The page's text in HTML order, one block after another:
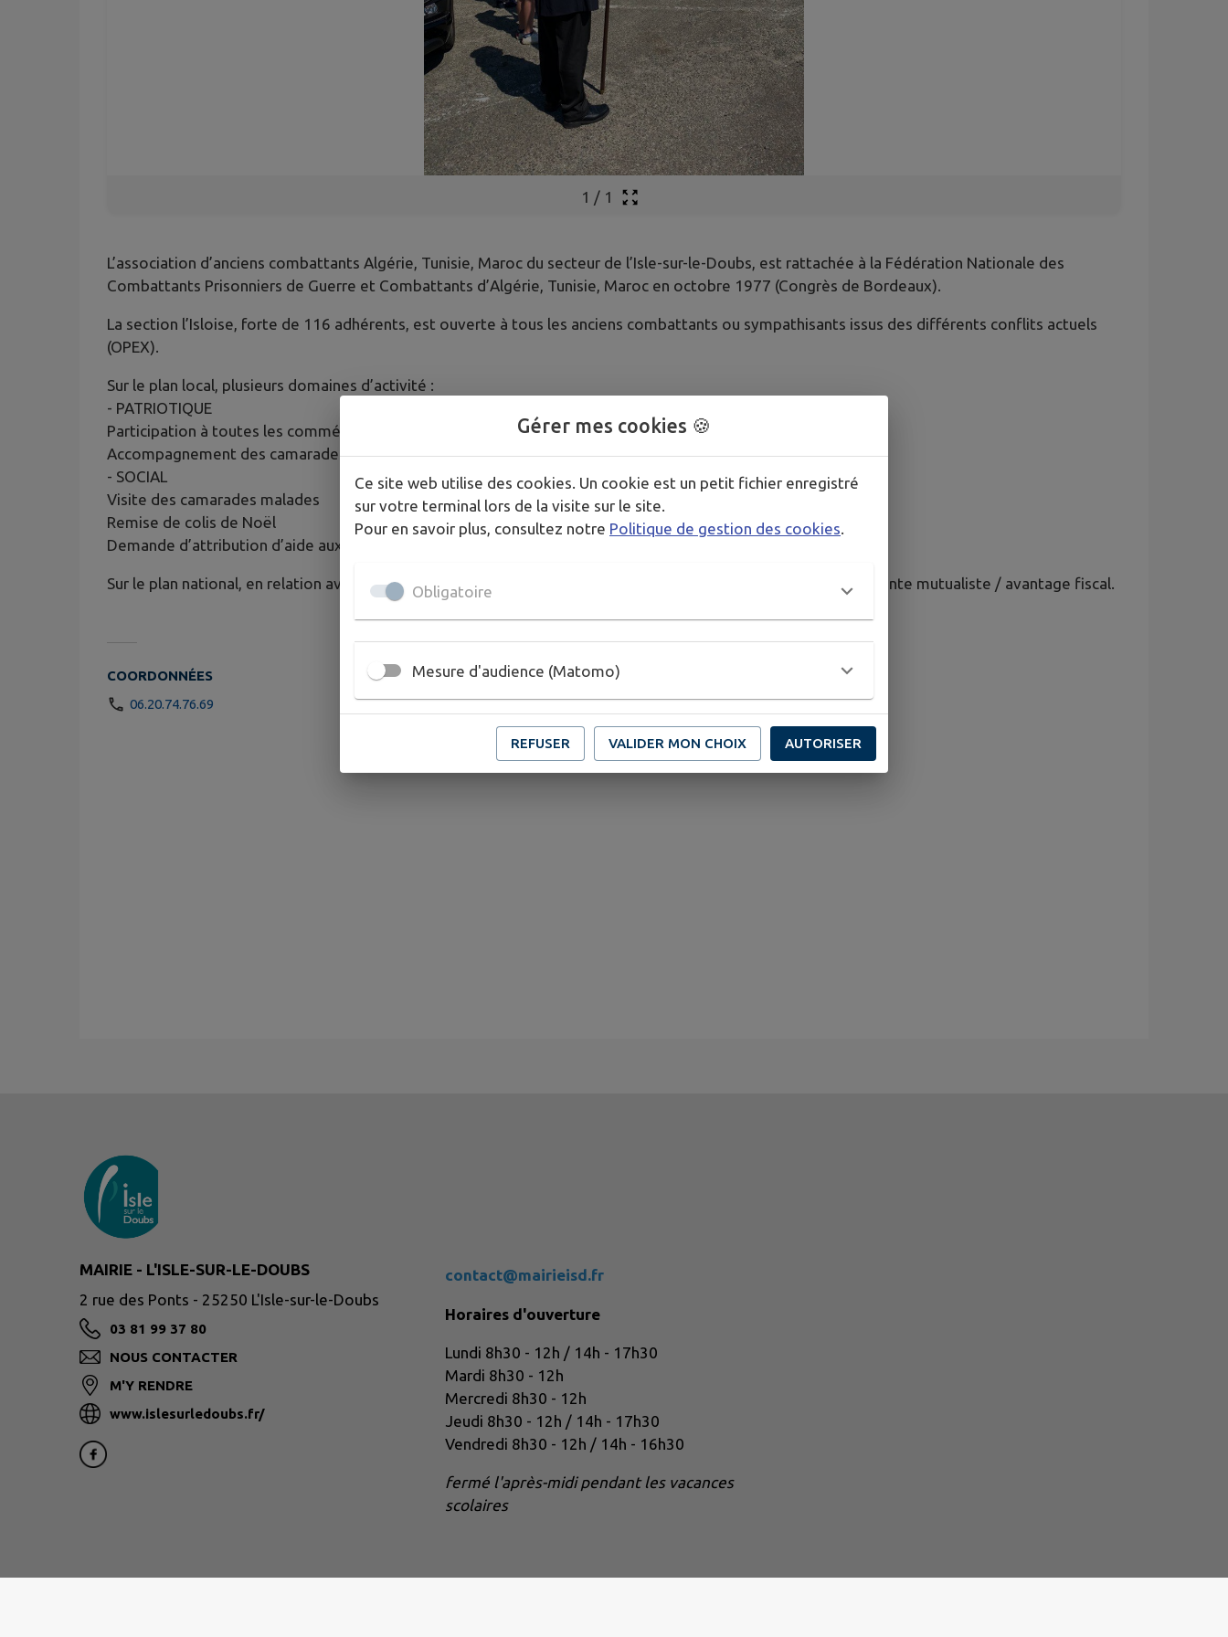
1 / 1
L’association d’anciens combattants Algérie, Tunisie, Maroc du secteur de l’Isle-sur-le-Doubs, est rattachée à la Fédération Nationale des
Combattants Prisonniers de Guerre et Combattants d’Algérie, Tunisie, Maroc en octobre 1977 (Congrès de Bordeaux).
La section l’Isloise, forte de 116 adhérents, est ouverte à tous les anciens combattants ou sympathisants issus des différents conflits actuels
(OPEX).
Sur le plan local, plusieurs domaines d’activité :
- PATRIOTIQUE
Participation à toutes les commémorations,
Accompagnement des camarades décédés.
- SOCIAL
Visite des camarades malades
Remise de colis de Noël
Demande d’attribution d’aide aux malades hospitalisés
Sur le plan national, en relation avec la Fédération, défense des droits à réparation / retraite du combattant / rente mutualiste / avantage fiscal.
COORDONNÉES
06.20.74.76.69
MAIRIE - L'ISLE-SUR-LE-DOUBS
2 rue des Ponts - 25250 L'Isle-sur-le-Doubs
03 81 99 37 80
NOUS CONTACTER
M'Y RENDRE
www.islesurledoubs.fr/
contact@mairieisd.fr
Horaires d'ouverture
Lundi 8h30 - 12h / 14h - 17h30
Mardi 8h30 - 12h
Mercredi 8h30 - 12h
Jeudi 8h30 - 12h / 14h - 17h30
Vendredi 8h30 - 12h / 14h - 16h30
fermé l'après-midi pendant les vacances
scolaires
Gérer mes cookies 🍪
Ce site web utilise des cookies. Un cookie est un petit fichier enregistré
sur votre terminal lors de la visite sur le site.
Pour en savoir plus, consultez notre Politique de gestion des cookies.
Obligatoire
Mesure d'audience (Matomo)
REFUSER VALIDER MON CHOIX AUTORISER